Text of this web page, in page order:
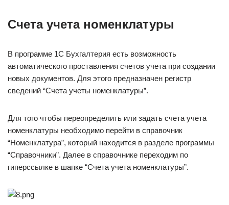
Счета учета номенклатуры
В программе 1С Бухгалтерия есть возможность
автоматического проставления счетов учета при создании
новых документов. Для этого предназначен регистр
сведений “Счета учеты номенклатуры”.
Для того чтобы переопределить или задать счета учета
номенклатуры необходимо перейти в справочник
“Номенклатура”, который находится в разделе программы
“Справочники”. Далее в справочнике переходим по
гиперссылке в шапке “Счета учета номенклатуры”.